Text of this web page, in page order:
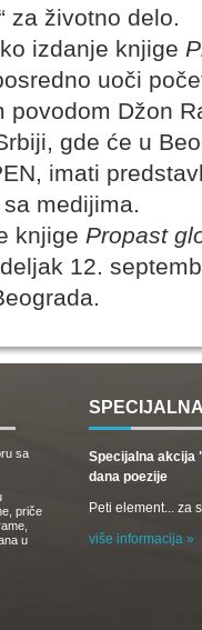
za životno delo.
izdanje knjige
uoči
povodom Džon
gde će u
imati
medijima.
knjige Propast
12.
sa
priče
u
Specijalna akcija
dana poezije
Peti element... za
više informacija »